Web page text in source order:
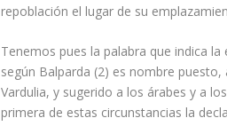
repoblación el lugar de su
Tenemos pues la palabra que indica
según Balparda (2) es nombre
Vardulia, y sugerido a los árabes y a
primera de estas circunstancias la